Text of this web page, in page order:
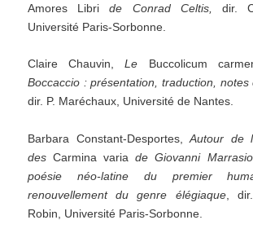
Amores Libride Conrad Celtis,
dir.
Université Paris-Sorbonne.
Claire Chauvin,Le Buccolicum
Boccaccio : présentation, traduction,
dir. P. Maréchaux, Université de Nantes.
Barbara Constant-Desportes,Autour de l
desCarmina variade Giovanni
poésie néo-latine
du premier
renouvellement du genre élégiaque,
Robin, Université Paris-Sorbonne.